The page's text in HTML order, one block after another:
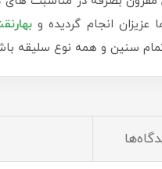
انجام گردیده و
تمام سنین و همه نوع سلیقه